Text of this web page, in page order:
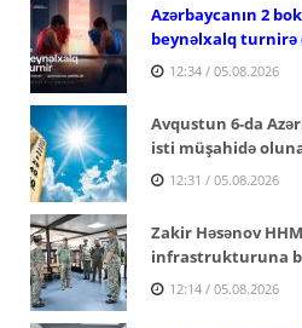
Azərbaycanın 2
beynəlxalq turnirə
12:34 / 05.08.2026
Avqustun 6-da
isti müşahidə
12:31 / 05.08.2026
Zakir Həsənov
infrastrukturuna
12:14 / 05.08.2026